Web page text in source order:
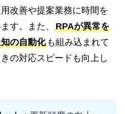
改善や提案業務に時間を
す。また、 RPAが異常を
の自動化も組み込まれて
の対応スピードも向上し